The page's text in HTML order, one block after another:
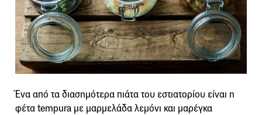
Ένα από τα διασημότερα πιάτα του εστιατορίου είναι η
φέτα tempura με μαρμελάδα λεμόνι και μαρέγκα